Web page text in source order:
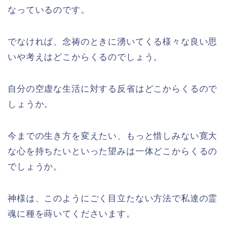
なっているのです。
でなければ、念祷のときに湧いてくる様々な良い思
いや考えはどこからくるのでしょう。
自分の空虚な生活に対する反省はどこからくるので
しょうか。
今までの生き方を変えたい、もっと惜しみない寛大
な心を持ちたいといった望みは一体どこからくるの
でしょうか。
神様は、このようにごく目立たない方法で私達の霊
魂に種を蒔いてくださいます。